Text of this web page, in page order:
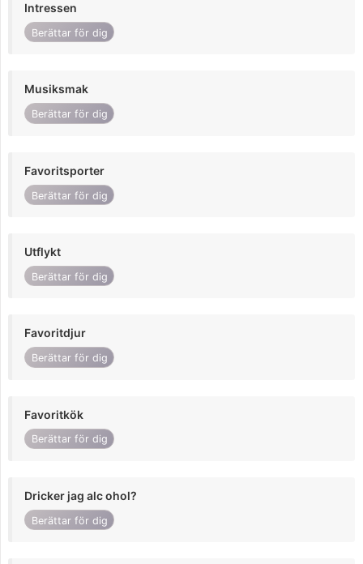
Intressen
Berättar för dig
Musiksmak
Berättar för dig
Favoritsporter
Berättar för dig
Utflykt
Berättar för dig
Favoritdjur
Berättar för dig
Favoritkök
Berättar för dig
Dricker jag alc ohol?
Berättar för dig